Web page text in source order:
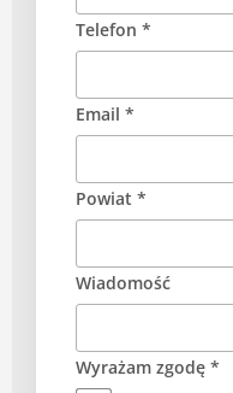
Telefon *
Email *
Powiat *
Wiadomość
Wyrażam zgodę *